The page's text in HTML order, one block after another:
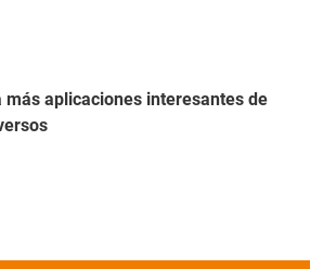
aplicaciones interesantes de